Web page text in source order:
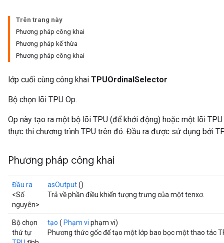
Trên trang này
Phương pháp công khai
Phương pháp kế thừa
Phương pháp công khai
lớp cuối cùng công khai TPUOrdinalSelector
Bộ chọn lõi TPU Op.
Op này tạo ra một bộ lõi TPU (để khởi động) hoặc một lõi
thực thi chương trình TPU trên đó. Đầu ra được sử dụng bởi
Phương pháp công khai
Đầu ra
<Số
nguyên>
asOutput()
Trả về phần điều khiển tượng trưng của một tenxơ.
Bộ chọn
thứ tự
tạo ( Phạm vi phạm vi)
Phương thức gốc để tạo một lớp bao bọc một thao tác